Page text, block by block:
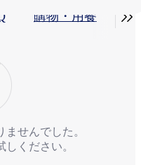
購物・用餐​ 服

せんでした。
ください。